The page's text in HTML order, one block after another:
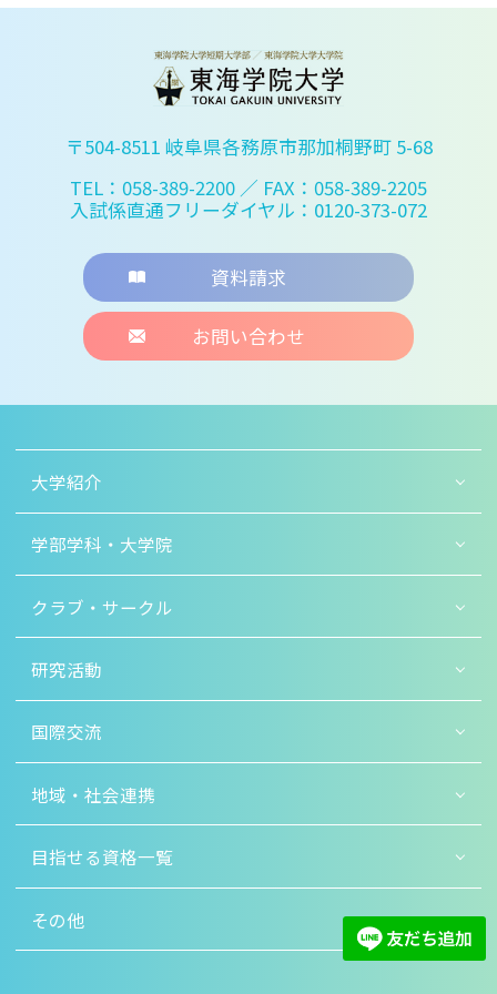
〒504-8511 岐阜県各務原市那加桐野町 5-68
TEL：058-389-2200 ／ FAX：058-389-2205
入試係直通フリーダイヤル：0120-373-072
資料請求
お問い合わせ
大学紹介
学部学科・大学院
クラブ・サークル
研究活動
国際交流
地域・社会連携
目指せる資格一覧
その他